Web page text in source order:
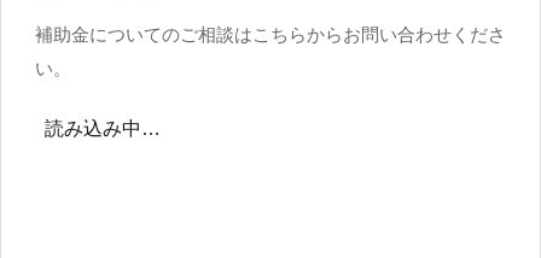
補助金についてのご相談はこちらからお問い合わせくださ
い。